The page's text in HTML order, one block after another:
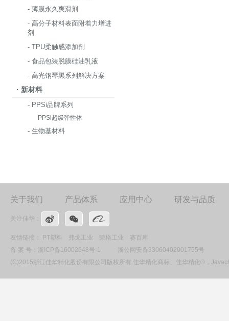
- 薄膜永久爽滑剂
- 高分子材料表面附着力增进
剂
- TPU柔触感添加剂
- 食品包装脱膜硅油乳液
- 高光钢琴黑系列解决方案
· 新材料
- PPSi品牌系列
PPSi超级弹性体
- 生物基材料
关于我们 产品体系 应用中心 研发与品质
关注佳华：
友情链接： PT塑料 弗戈工业 荣格工业
赛百库
备 案 号： 浙ICP备16002648号-1
浙公网安备33060402001755号
(C)2015浙江佳华精化股份有限公司版权所有 佳华精化商标、佳华精化®，